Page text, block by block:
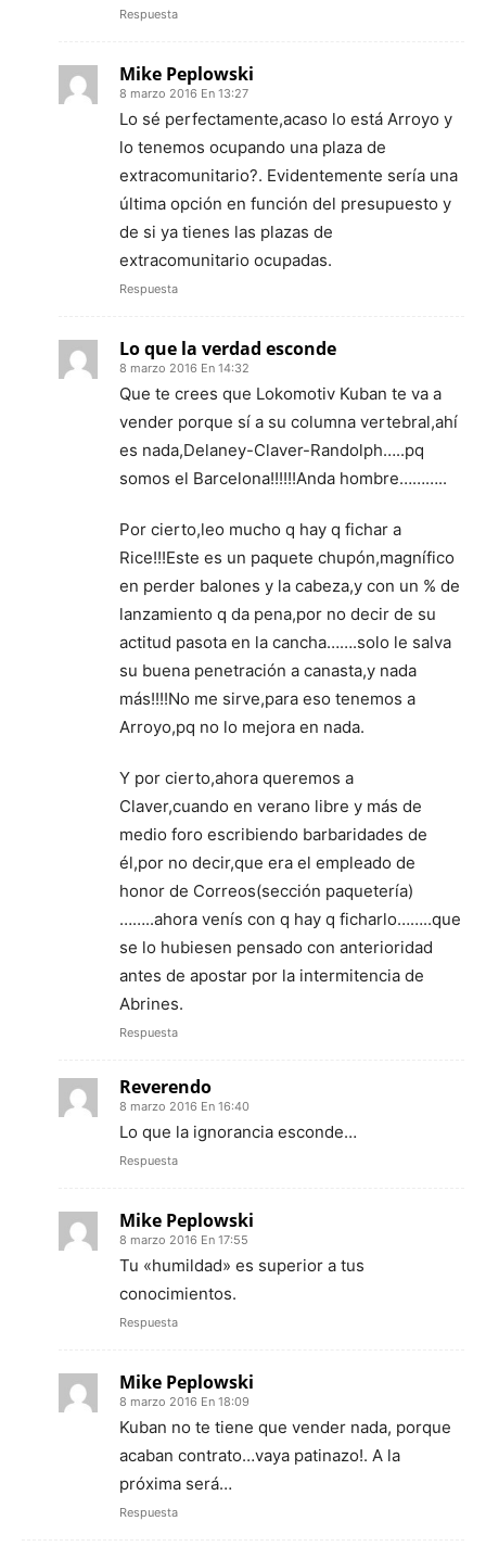
Respuesta
Mike Peplowski
8 marzo 2016 En 13:27
Lo sé perfectamente,acaso lo está Arroyo y
lo tenemos ocupando una plaza de
extracomunitario?. Evidentemente sería una
última opción en función del presupuesto y
de si ya tienes las plazas de
extracomunitario ocupadas.
Respuesta
Lo que la verdad esconde
8 marzo 2016 En 14:32
Que te crees que Lokomotiv Kuban te va a
vender porque sí a su columna vertebral,ahí
es nada,Delaney-Claver-Randolph…..pq
somos el Barcelona!!!!!!Anda hombre………..
Por cierto,leo mucho q hay q fichar a
Rice!!!Este es un paquete chupón,magnífico
en perder balones y la cabeza,y con un % de
lanzamiento q da pena,por no decir de su
actitud pasota en la cancha…….solo le salva
su buena penetración a canasta,y nada
más!!!!No me sirve,para eso tenemos a
Arroyo,pq no lo mejora en nada.
Y por cierto,ahora queremos a
Claver,cuando en verano libre y más de
medio foro escribiendo barbaridades de
él,por no decir,que era el empleado de
honor de Correos(sección paquetería)
……..ahora venís con q hay q ficharlo……..que
se lo hubiesen pensado con anterioridad
antes de apostar por la intermitencia de
Abrines.
Respuesta
Reverendo
8 marzo 2016 En 16:40
Lo que la ignorancia esconde…
Respuesta
Mike Peplowski
8 marzo 2016 En 17:55
Tu «humildad» es superior a tus
conocimientos.
Respuesta
Mike Peplowski
8 marzo 2016 En 18:09
Kuban no te tiene que vender nada, porque
acaban contrato…vaya patinazo!. A la
próxima será…
Respuesta